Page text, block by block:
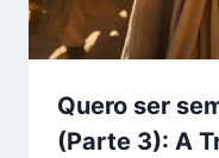
Quero ser
(Parte 3): A